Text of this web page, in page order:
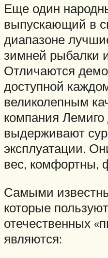
Еще один
выпускающий в
диапазоне
зимней рыбалки
Отличаются
доступной
великолепным
компания Лемиго
выдерживают
эксплуатации.
вес, комфортны,
Самыми
которые
отечественных
являются: